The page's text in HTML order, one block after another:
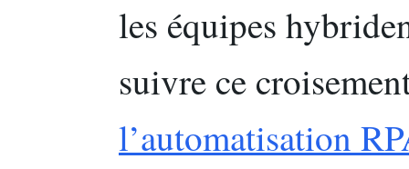
les équipes
suivre ce
l’automatisation